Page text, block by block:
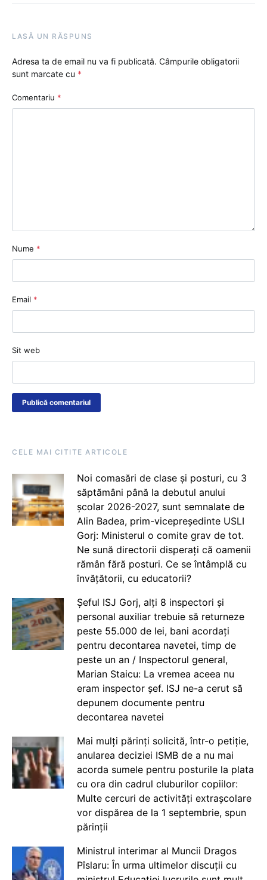
LASĂ UN RĂSPUNS
Adresa ta de email nu va fi publicată. Câmpurile obligatorii
sunt marcate cu *
Comentariu *
Nume *
Email *
Sit web
CELE MAI CITITE ARTICOLE
Noi comasări de clase și posturi, cu 3
săptămâni până la debutul anului
școlar 2026-2027, sunt semnalate de
Alin Badea, prim-vicepreședinte USLI
Gorj: Ministerul o comite grav de tot.
Ne sună directorii disperați că oamenii
rămân fără posturi. Ce se întâmplă cu
învățătorii, cu educatorii?
Șeful ISJ Gorj, alți 8 inspectori și
personal auxiliar trebuie să returneze
peste 55.000 de lei, bani acordați
pentru decontarea navetei, timp de
peste un an / Inspectorul general,
Marian Staicu: La vremea aceea nu
eram inspector șef. ISJ ne-a cerut să
depunem documente pentru
decontarea navetei
Mai mulți părinți solicită, într-o petiție,
anularea deciziei ISMB de a nu mai
acorda sumele pentru posturile la plata
cu ora din cadrul cluburilor copiilor:
Multe cercuri de activități extrașcolare
vor dispărea de la 1 septembrie, spun
părinții
Ministrul interimar al Muncii Dragos
Pîslaru: În urma ultimelor discuții cu